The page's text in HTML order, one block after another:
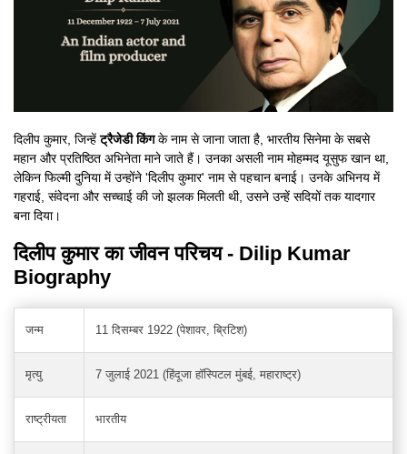
दिलीप कुमार, जिन्हेंट्रैजेडी किंगके नाम से जाना जाता है, भारतीय सिनेमा के सबसे
महान और प्रतिष्ठित अभिनेता माने जाते हैं। उनका असली नाम मोहम्मद यूसुफ खान था,
लेकिन फिल्मी दुनिया में उन्होंने 'दिलीप कुमार' नाम से पहचान बनाई। उनके अभिनय में
गहराई, संवेदना और सच्चाई की जो झलक मिलती थी, उसने उन्हें सदियों तक यादगार
बना दिया।
दिलीप कुमार का जीवन परिचय - Dilip Kumar
Biography
जन्म 11 दिसम्बर 1922 (पेशावर, ब्रिटिश)
मृत्यु 7 जुलाई 2021 (हिंदूजा हॉस्पिटल मुंबई, महाराष्ट्र)
राष्ट्रीयता भारतीय